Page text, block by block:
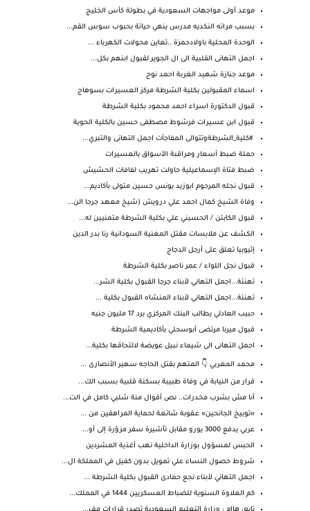
موعد أولى مواجهات السعودية في بطولة كأس الخليج
بسبب مراته النكديه مدرس ينهي حياتة بحبوب سوس القم...
الوحدة المحلية باولادحمزة ..تعاين محولات الكهرباء ...
اجمل التهانى القلبية الى ال الجوير لقبول ابنهم بكل...
موعد جنازة شهيد الغربة احمد نوح
اسماء المقبولين بكلية الشرطة مركز العسيرات بسوهاج
قبول الدكتورة اسراء احمد محمود بكلية الشرطة
قبول ابن عسيرات فرشوط مصطفى حسين بالكلية الحوية
#كلية_الشرطةوتتوالى المفاجأت اجمل التهانى والتبري...
حملة ضبط أسعار ومراقبة الأسواق بالعسيرات
ضبط فتاة الإسماعيلية حاولت تهريب لفافات الحشيش
قبول نجله المرحوم ابوزيد يونس حسين متولى بأكاديم...
وفاة الشيخ كمال احمد علي درويش (شيخ معهد جرجا الن...
قبول الكابتن / الحسيني علي بكلية الشرطة متمنيين له...
الكشف عن ملابسات مقتل المغنية السودانية رنا بدر الدين
إثيوبيا تعلق على أرجل الدجاج
قبول نجل اللواء / عمر ناصر بكلية الشرطة
تهنئة...اجمل التهاني لأبناء جرجا القبول بكلية الشر...
تهنئة...اجمل التهاني لأبناء المنشاه القبول بكلية ...
حبيب العادلي يطالب البنك المركزي برد 17 مليون جنيه
قبول ميرنا مرتضى أبوسحلي بأكاديمية الشرطة
اجمل التهانى الى شيماء نبيل عويضة لالتحاقها بكلية...
محمد المغربي 👇 المتهم بقتل الحاجه سهير الأنصارى ...
قرار من النيابة في وفاة طبيبة بسكتة قلبية بسبب الك...
أنا مش بشرب مخدرات.. نص أقوال منة شلبي كامل في الت...
«توبيخ الجانحين» عـقوبة شائعة لحماية المراهقين من ...
عربي يدفع 3000 يورو مقابل تأشيرة سفر مزوّرة إلى أو...
الحبس لمسؤول بوزارة الداخلية نهب أغذية المشردين
شروط حصول النساء علي تمويل بدون كفيل في المملكة ال...
اجمل التهاني لأبناء نجع حمادى القبول بكلية الشرطة ...
كم العلاوة السنوية للضباط العسكريين 1444 في المملك...